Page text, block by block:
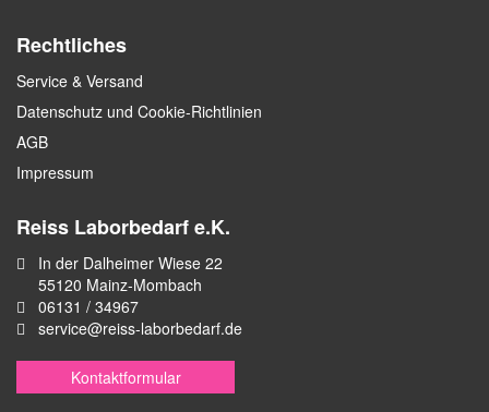
Rechtliches
Service & Versand
Datenschutz und Cookie-Richtlinien
AGB
Impressum
Reiss Laborbedarf e.K.
In der Dalheimer Wiese 22
55120 Mainz-Mombach
06131 / 34967
service@reiss-laborbedarf.de
Kontaktformular